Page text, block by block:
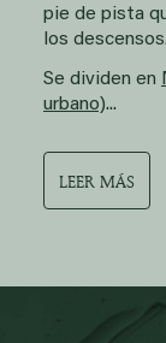
pie de pista
los descensos.
Se dividen en
urbano)...
LEER MÁS